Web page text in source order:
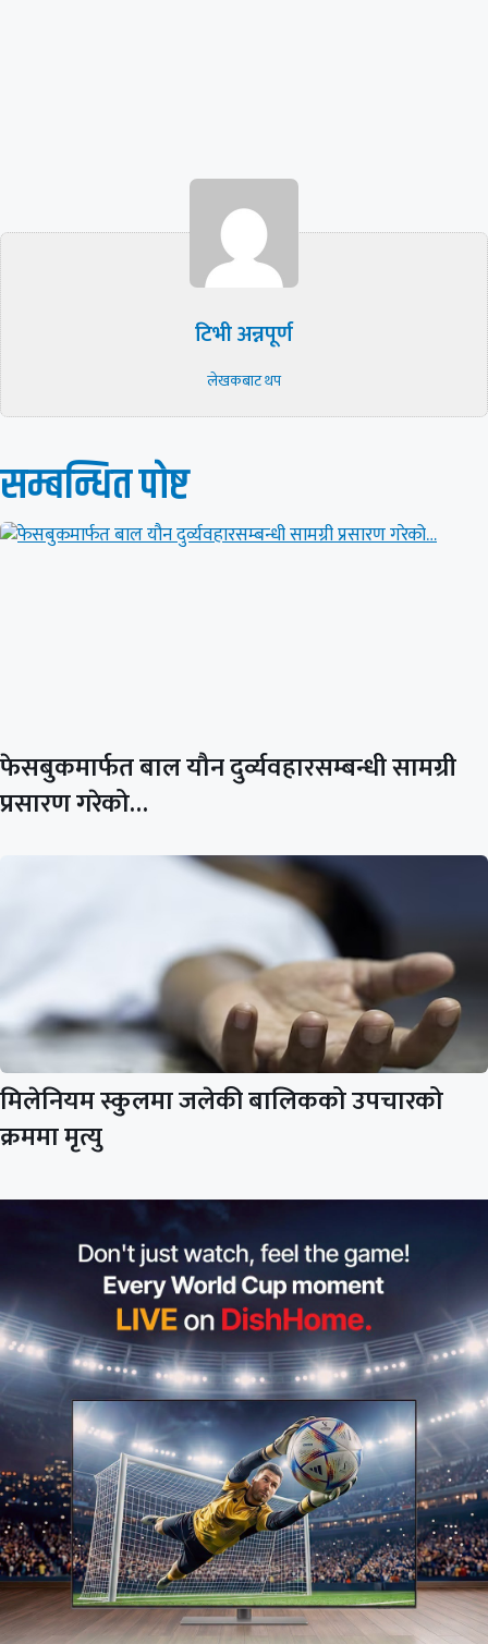
टिभी अन्नपूर्ण
लेखकबाट थप
सम्बन्धित पाेष्ट
फेसबुकमार्फत बाल यौन दुर्व्यवहारसम्बन्धी सामग्री
प्रसारण गरेको…
मिलेनियम स्कुलमा जलेकी बालिकको उपचारको
क्रममा मृत्यु